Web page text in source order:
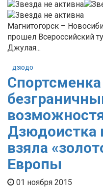
Магнитогорск –
прошел Всероссийский
Джулая...
ДЗЮДО
Спортсменка
Дзюдоистка
взяла
Европы
01 ноября 2015